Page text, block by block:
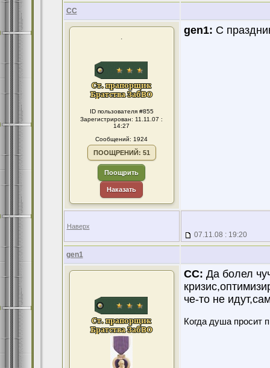
CC
.
ID пользователя #855
Зарегистрирован: 11.11.07 :
14:27
Сообщений: 1924
ПООЩРЕНИЙ: 51
Поощрить
Наказать
gen1: С
Наверх
07.11.08 : 19:20
gen1
CC: Да болел
че-то не
Когда душа просит